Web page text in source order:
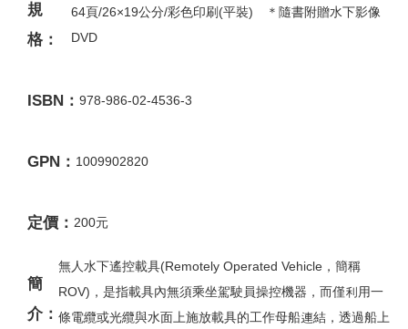
規
格：
64頁/26×19公分/彩色印刷(平裝) ＊隨書附贈水下影像
DVD
ISBN： 978-986-02-4536-3
GPN： 1009902820
定價： 200元
簡
介：
無人水下遙控載具(Remotely Operated Vehicle，簡稱
ROV)，是指載具內無須乘坐駕駛員操控機器，而僅利用一
條電纜或光纜與水面上施放載具的工作母船連結，透過船上